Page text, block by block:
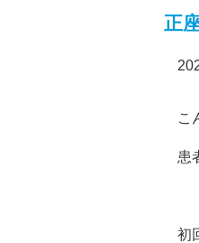
正
こ
患
初